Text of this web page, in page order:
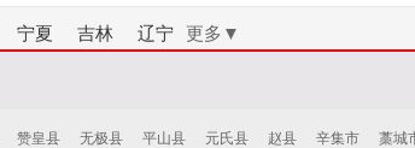
宁夏 吉林 辽宁 更多▼
赞皇县 无极县 平山县 元氏县 赵县 辛集市 藁城